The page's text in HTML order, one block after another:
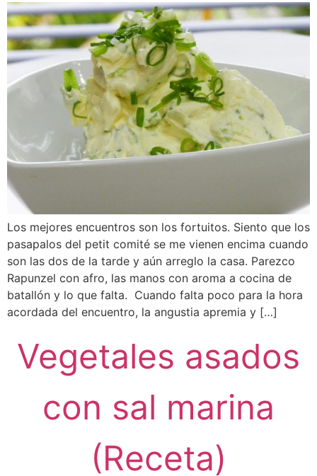
Los mejores encuentros son los fortuitos. Siento que los
pasapalos del petit comité se me vienen encima cuando
son las dos de la tarde y aún arreglo la casa. Parezco
Rapunzel con afro, las manos con aroma a cocina de
batallón y lo que falta. Cuando falta poco para la hora
acordada del encuentro, la angustia apremia y […]
Vegetales asados
con sal marina
(Receta)